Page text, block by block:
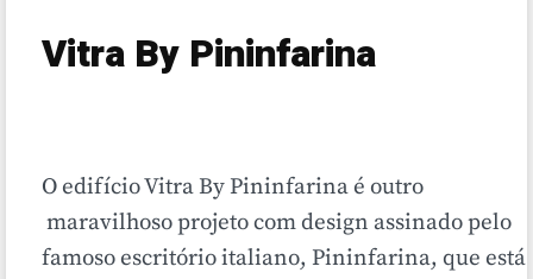
Vitra By Pininfarina
O edifício Vitra By Pininfarina é outro
maravilhoso projeto com design assinado pelo
famoso escritório italiano, Pininfarina, que está